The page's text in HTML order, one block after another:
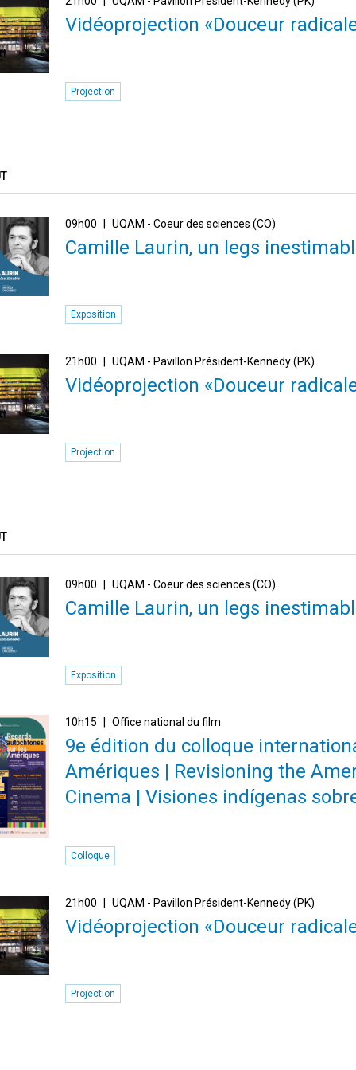
Vidéoprojection «Douceur
Projection
09h00 UQAM - Coeur des sciences (CO)
Camille Laurin, un legs
Exposition
21h00 UQAM - Pavillon Président-Kennedy (PK)
Vidéoprojection «Douceur
Projection
09h00 UQAM - Coeur des sciences (CO)
Camille Laurin, un legs
Exposition
10h15 Office national du film
9e édition du colloque
Amériques | Revisioning the
Cinema | Visiones indígenas
Colloque
21h00 UQAM - Pavillon Président-Kennedy (PK)
Vidéoprojection «Douceur
Projection